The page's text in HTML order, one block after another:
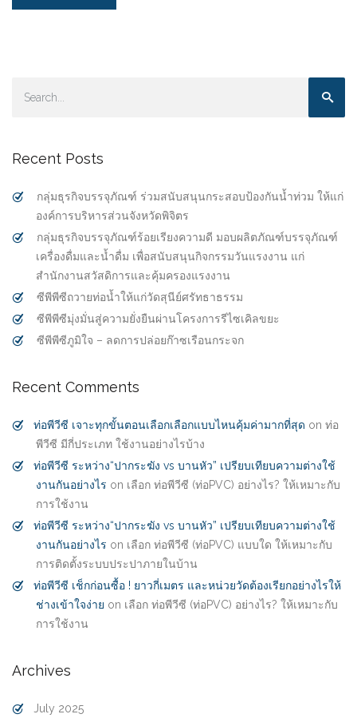
Recent Posts
กลุ่มธุรกิจบรรจุภัณฑ์ ร่วมสนับสนุนกระสอบป้องกันน้ำท่วม ให้แก่
องค์การบริหารส่วนจังหวัดพิจิตร
กลุ่มธุรกิจบรรจุภัณฑ์ร้อยเรียงความดี มอบผลิตภัณฑ์บรรจุภัณฑ์
เครื่องดื่มและน้ำดื่ม เพื่อสนับสนุนกิจกรรมวันแรงงาน แก่
สำนักงานสวัสดิการและคุ้มครองแรงงาน
ซีพีพีซีถวายท่อน้ำให้แก่วัดสุนีย์ศรัทธาธรรม
ซีพีพีซีมุ่งมั่นสู่ความยั่งยืนผ่านโครงการรีไซเคิลขยะ
ซีพีพีซีภูมิใจ – ลดการปล่อยก๊าซเรือนกระจก
Recent Comments
ท่อพีวีซี เจาะทุกขั้นตอนเลือกเลือกแบบไหนคุ้มค่ามากที่สุด on ท่อ
พีวีซี มีกี่ประเภท ใช้งานอย่างไรบ้าง
ท่อพีวีซี ระหว่าง“ปากระฆัง vs บานหัว” เปรียบเทียบความต่างใช้
งานกันอย่างไร on เลือก ท่อพีวีซี (ท่อPVC) อย่างไร? ให้เหมาะกับ
การใช้งาน
ท่อพีวีซี ระหว่าง“ปากระฆัง vs บานหัว” เปรียบเทียบความต่างใช้
งานกันอย่างไร on เลือก ท่อพีวีซี (ท่อPVC) แบบใด ให้เหมาะกับ
การติดตั้งระบบประปาภายในบ้าน
ท่อพีวีซี เช็กก่อนซื้อ ! ยาวกี่เมตร และหน่วยวัดต้องเรียกอย่างไรให้
ช่างเข้าใจง่าย on เลือก ท่อพีวีซี (ท่อPVC) อย่างไร? ให้เหมาะกับ
การใช้งาน
Archives
July 2025